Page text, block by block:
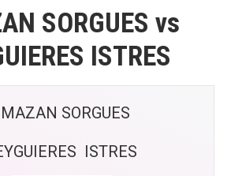
SORGUES vs
ISTRES
MAZAN SORGUES
ISTRES